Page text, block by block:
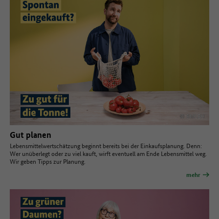
© BMLEH
Gut planen
Lebensmittelwertschätzung beginnt bereits bei der Einkaufsplanung. Denn:
Wer unüberlegt oder zu viel kauft, wirft eventuell am Ende Lebensmittel weg.
Wir geben Tipps zur Planung.
mehr